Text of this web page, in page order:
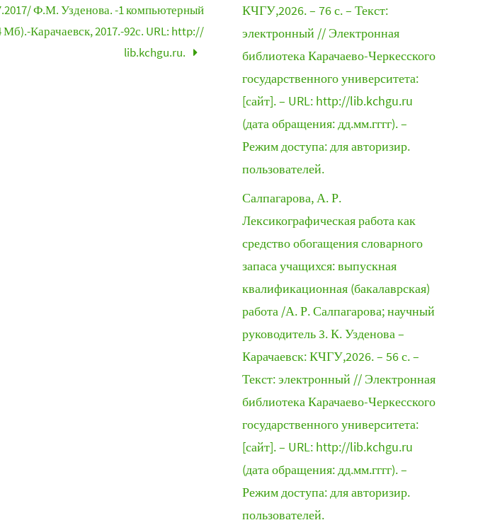
Ф.М. Узденова. -1 компьютерный
Мб).-Карачаевск, 2017.-92с. URL: http://
lib.kchgu.ru.
КЧГУ,2026. – 76 с. – Текст:
электронный // Электронная
библиотека Карачаево-Черкесского
государственного университета:
[сайт]. – URL: http://lib.kchgu.ru
(дата обращения: дд.мм.гггг). –
Режим доступа: для авторизир.
пользователей.
Салпагарова, А. Р.
Лексикографическая работа как
средство обогащения словарного
запаса учащихся: выпускная
квалификационная (бакалаврская)
работа /А. Р. Салпагарова; научный
руководитель 3. К. Узденова –
Карачаевск: КЧГУ,2026. – 56 с. –
Текст: электронный // Электронная
библиотека Карачаево-Черкесского
государственного университета:
[сайт]. – URL: http://lib.kchgu.ru
(дата обращения: дд.мм.гггг). –
Режим доступа: для авторизир.
пользователей.